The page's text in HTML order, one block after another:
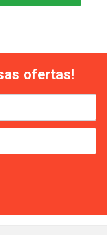
ofertas!